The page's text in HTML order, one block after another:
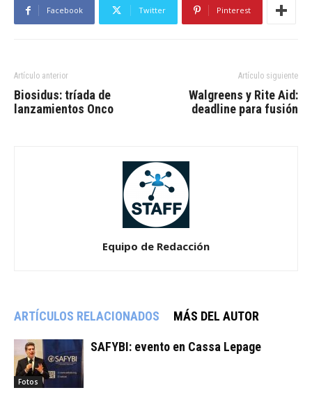
Facebook Twitter Pinterest
Artículo anterior
Biosidus: tríada de
lanzamientos Onco
Artículo siguiente
Walgreens y Rite Aid:
deadline para fusión
Equipo de Redacción
ARTÍCULOS RELACIONADOS MÁS DEL AUTOR
Fotos
SAFYBI: evento en Cassa Lepage